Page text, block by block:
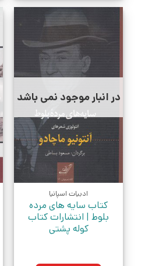
در انبار موجود نمی باشد
ادبیات اسپانیا
کتاب سایه های مرده
بلوط | انتشارات کتاب
کوله پشتی